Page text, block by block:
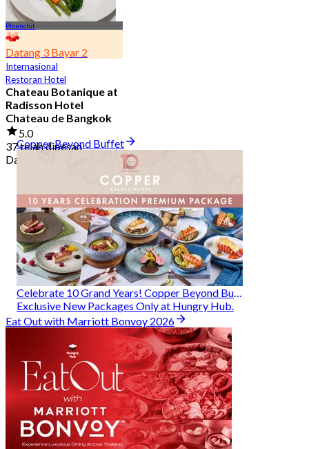
Ploenchit
Datang 3 Bayar 2
Internasional
Restoran Hotel
Chateau Botanique at
Radisson Hotel
Chateau de Bangkok
5.0
37 telah dipesan
Dari
Copper Beyond Buffet
Exclusive New Packages Only at Hungry Hub.
Eat Out with Marriott Bonvoy 2026